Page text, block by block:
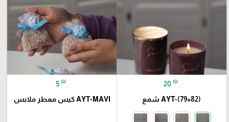
20 ₪
AYT-(79+82) شمع
5 ₪
AYT-MAVI كيس معطر ملابس